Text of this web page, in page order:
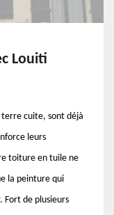
Louiti
cuite, sont déjà
leurs
toiture en tuile ne
la peinture qui
Fort de plusieurs